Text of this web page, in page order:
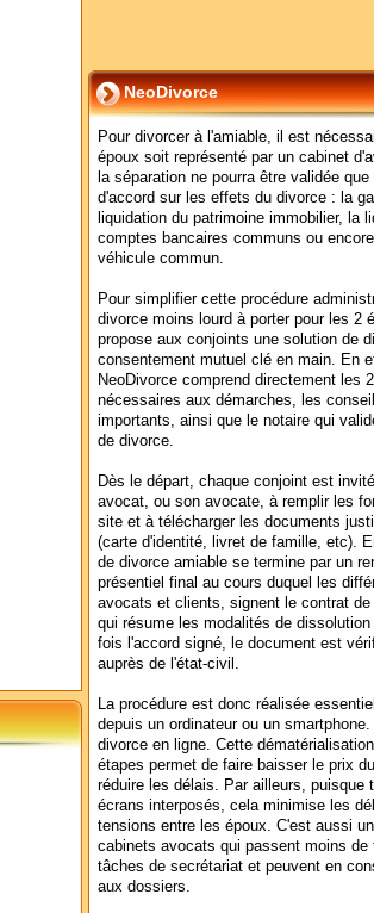
NeoDivorce
Pour divorcer à l'amiable, il est
époux soit représenté par un cabinet
la séparation ne pourra être validée
d'accord sur les effets du divorce : la
liquidation du patrimoine immobilier, la
comptes bancaires communs ou
véhicule commun.
Pour simplifier cette procédure
divorce moins lourd à porter pour les 2
propose aux conjoints une solution de
consentement mutuel clé en main. En
NeoDivorce comprend directement les
nécessaires aux démarches, les
importants, ainsi que le notaire qui
de divorce.
Dès le départ, chaque conjoint est
avocat, ou son avocate, à remplir les
site et à télécharger les documents
(carte d'identité, livret de famille, etc).
de divorce amiable se termine par un
présentiel final au cours duquel les
avocats et clients, signent le contrat
qui résume les modalités de
fois l'accord signé, le document est
auprès de l'état-civil.
La procédure est donc réalisée
depuis un ordinateur ou un
divorce en ligne. Cette
étapes permet de faire baisser le prix
réduire les délais. Par ailleurs, puisque
écrans interposés, cela minimise les
tensions entre les époux. C'est aussi
cabinets avocats qui passent moins de
tâches de secrétariat et peuvent en
aux dossiers.